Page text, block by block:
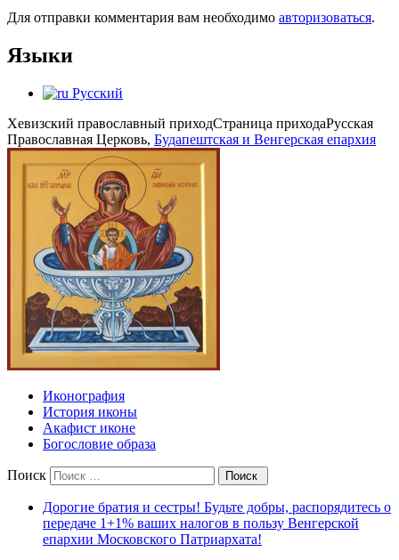
Для отправки комментария вам необходимо авторизоваться.
Языки
Русский
Хевизский православный приходСтраница приходаРусская
Православная Церковь, Будапештская и Венгерская епархия
Иконография
История иконы
Акафист иконе
Богословие образа
Поиск
Дорогие братия и сестры! Будьте добры, распорядитесь о
передаче 1+1% ваших налогов в пользу Венгерской
епархии Московского Патриархата!